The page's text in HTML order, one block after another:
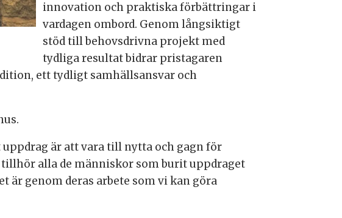
innovation och praktiska förbättringar i
vardagen ombord. Genom långsiktigt
stöd till behovsdrivna projekt med
tydliga resultat bidrar pristagaren
ett tydligt samhällsansvar och
är att vara till nytta och gagn för
alla de människor som burit uppdraget
genom deras arbete som vi kan göra